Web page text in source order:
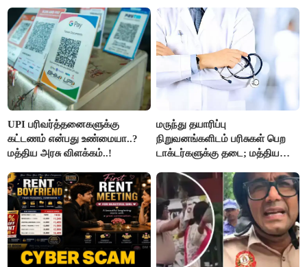
UPI பரிவர்த்தனைகளுக்கு
கட்டணம் என்பது உண்மையா..?
மத்திய அரசு விளக்கம்..!
மருந்து தயாரிப்பு
நிறுவனங்களிடம் பரிசுகள் பெற
டாக்டர்களுக்கு தடை; மத்திய